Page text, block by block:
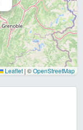
Leaflet | ©OpenStreetMap